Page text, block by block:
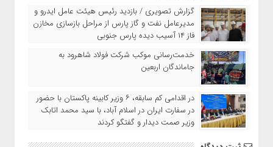
گزارش تصویری / بازدید رئیس هیئت عامل ایدرو و
مدیرعامل نفت و گاز پارس از مراحل بازسازی مخازن
فاز ۱۴ آسیب دیده پارس جنوبی
خدمت‌رسانی موکب شرکت فولاد شاهرود به
جاماندگان اربعین
در اقدامی کم سابقه، ۶ وزیر کابینه پاکستان با حضور
در سفارت ایران در اسلام آباد، با سید محمد اتابک
وزیر صمت دیدار و گفتگو کردند